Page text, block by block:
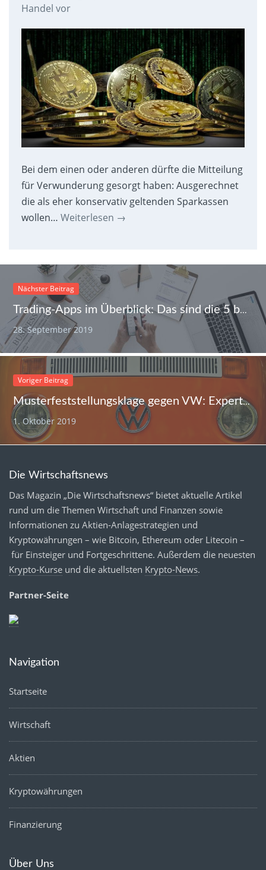
Handel vor
Bei dem einen oder anderen dürfte die Mitteilung
für Verwunderung gesorgt haben: Ausgerechnet
die als eher konservativ geltenden Sparkassen
wollen… Weiterlesen →
Nächster Beitrag
Trading-Apps im Überblick: Das sind die 5 besten Applikationen am Markt
28. September 2019
Voriger Beitrag
Musterfeststellungsklage gegen VW: Experten fordern eindeutiges Urteil
1. Oktober 2019
Die Wirtschaftsnews
Das Magazin „Die Wirtschaftsnews“ bietet aktuelle Artikel
rund um die Themen Wirtschaft und Finanzen sowie
Informationen zu Aktien-Anlagestrategien und
Kryptowährungen – wie Bitcoin, Ethereum oder Litecoin –
für Einsteiger und Fortgeschrittene. Außerdem die neuesten
Krypto-Kurse und die aktuellsten Krypto-News.
Partner-Seite
Navigation
Startseite
Wirtschaft
Aktien
Kryptowährungen
Finanzierung
Über Uns